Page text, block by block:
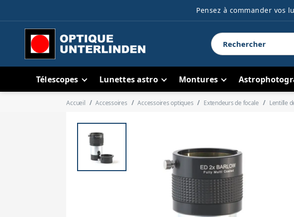
Pensez à commander vos
Télescopes Lunettes astro Montures
Accueil Accessoires Accessoires optiques Extendeurs de focale Lentille